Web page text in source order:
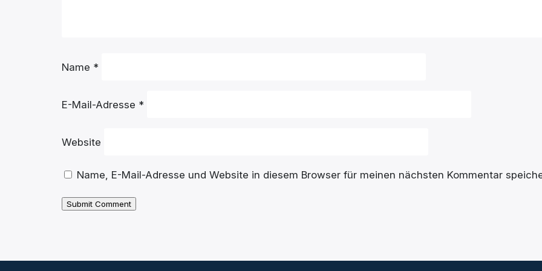
Name *
E-Mail-Adresse *
Website
Name, E-Mail-Adresse und Website in diesem Browser für meinen nächsten Kommentar
Submit Comment